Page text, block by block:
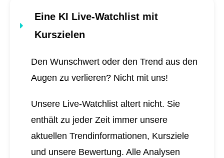
Eine KI Live-Watchlist mit
Kurszielen
Den Wunschwert oder den Trend aus den
Augen zu verlieren? Nicht mit uns!
Unsere Live-Watchlist altert nicht. Sie
enthält zu jeder Zeit immer unsere
aktuellen Trendinformationen, Kursziele
und unsere Bewertung. Alle Analysen